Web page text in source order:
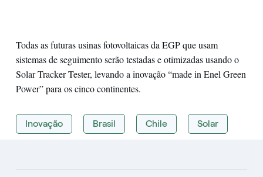
Todas as futuras usinas fotovoltaicas da EGP que usam
sistemas de seguimento serão testadas e otimizadas usando o
Solar Tracker Tester, levando a inovação “made in Enel Green
Power” para os cinco continentes.
Inovação Brasil Chile Solar